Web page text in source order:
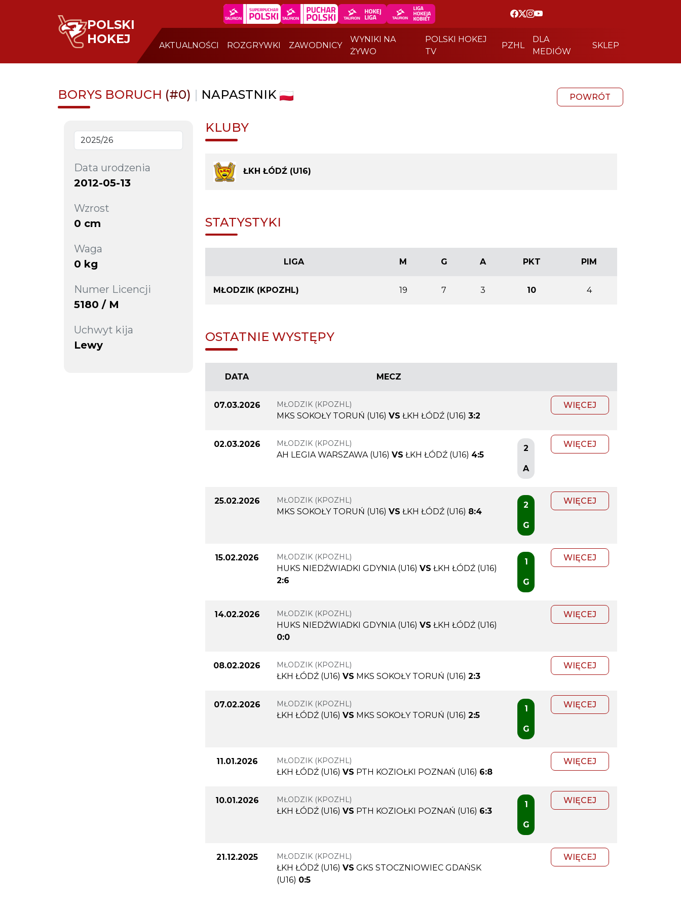
POLSKI
HOKEJ
AKTUALNOŚCI ROZGRYWKI ZAWODNICY
WYNIKI NA
ŻYWO
POLSKI HOKEJ
TV
PZHL
DLA
MEDIÓW
SKLEP
BORYS BORUCH (#0) | NAPASTNIK POWRÓT
Data urodzenia
2012-05-13
Wzrost
0 cm
Waga
0 kg
Numer Licencji
5180 / M
Uchwyt kija
Lewy
KLUBY
ŁKH ŁÓDŹ (U16)
STATYSTYKI
LIGA M G A PKT PIM
MŁODZIK (KPOZHL) 19 7 3 10 4
OSTATNIE WYSTĘPY
DATA MECZ
07.03.2026 MŁODZIK (KPOZHL)
MKS SOKOŁY TORUŃ (U16) VS ŁKH ŁÓDŹ (U16) 3:2
WIĘCEJ
02.03.2026 MŁODZIK (KPOZHL)
AH LEGIA WARSZAWA (U16) VS ŁKH ŁÓDŹ (U16) 4:5
2
A
WIĘCEJ
25.02.2026 MŁODZIK (KPOZHL)
MKS SOKOŁY TORUŃ (U16) VS ŁKH ŁÓDŹ (U16) 8:4
2
G
WIĘCEJ
15.02.2026 MŁODZIK (KPOZHL)
HUKS NIEDŹWIADKI GDYNIA (U16) VS ŁKH ŁÓDŹ (U16)
2:6
1
G
WIĘCEJ
14.02.2026 MŁODZIK (KPOZHL)
HUKS NIEDŹWIADKI GDYNIA (U16) VS ŁKH ŁÓDŹ (U16)
0:0
WIĘCEJ
08.02.2026 MŁODZIK (KPOZHL)
ŁKH ŁÓDŹ (U16) VS MKS SOKOŁY TORUŃ (U16) 2:3
WIĘCEJ
07.02.2026 MŁODZIK (KPOZHL)
ŁKH ŁÓDŹ (U16) VS MKS SOKOŁY TORUŃ (U16) 2:5
1
G
WIĘCEJ
11.01.2026 MŁODZIK (KPOZHL)
ŁKH ŁÓDŹ (U16) VS PTH KOZIOŁKI POZNAŃ (U16) 6:8
WIĘCEJ
10.01.2026 MŁODZIK (KPOZHL)
ŁKH ŁÓDŹ (U16) VS PTH KOZIOŁKI POZNAŃ (U16) 6:3
1
G
WIĘCEJ
21.12.2025 MŁODZIK (KPOZHL)
ŁKH ŁÓDŹ (U16) VS GKS STOCZNIOWIEC GDAŃSK
(U16) 0:5
WIĘCEJ